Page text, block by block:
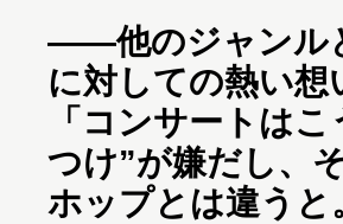
——他のジャンル
に対しての熱い
「コンサートは
つけ”が嫌だし、
ホップとは違うと